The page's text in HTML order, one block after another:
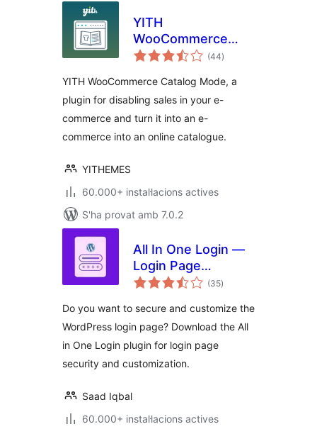
YITH
WooCommerce
Catalog Mode
(44puntuacions
totals
)
YITH WooCommerce Catalog Mode, a
plugin for disabling sales in your e-
commerce and turn it into an e-
commerce into an online catalogue.
YITHEMES
60.000+ instal·lacions actives
S'ha provat amb 7.0.2
All In One Login —
Login Page
Security and
WordPress with
Google
reCAPTCHA, Social
Login, Temporary
(35puntuacions
totals
)
Do you want to secure and customize the
WordPress login page? Download the All
in One Login plugin for login page
security and customization.
Saad Iqbal
60.000+ instal·lacions actives